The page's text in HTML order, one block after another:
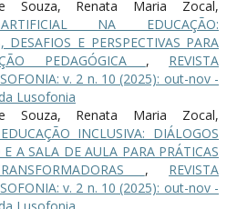
Souza, Renata Maria Zocal,
NA EDUCAÇÃO:
DESAFIOS E PERSPECTIVAS PARA
PEDAGÓGICA , REVISTA
v. 2 n. 10 (2025): out-nov -
Lusofonia
Souza, Renata Maria Zocal,
INCLUSIVA: DIÁLOGOS
E A SALA DE AULA PARA PRÁTICAS
, REVISTA
v. 2 n. 10 (2025): out-nov -